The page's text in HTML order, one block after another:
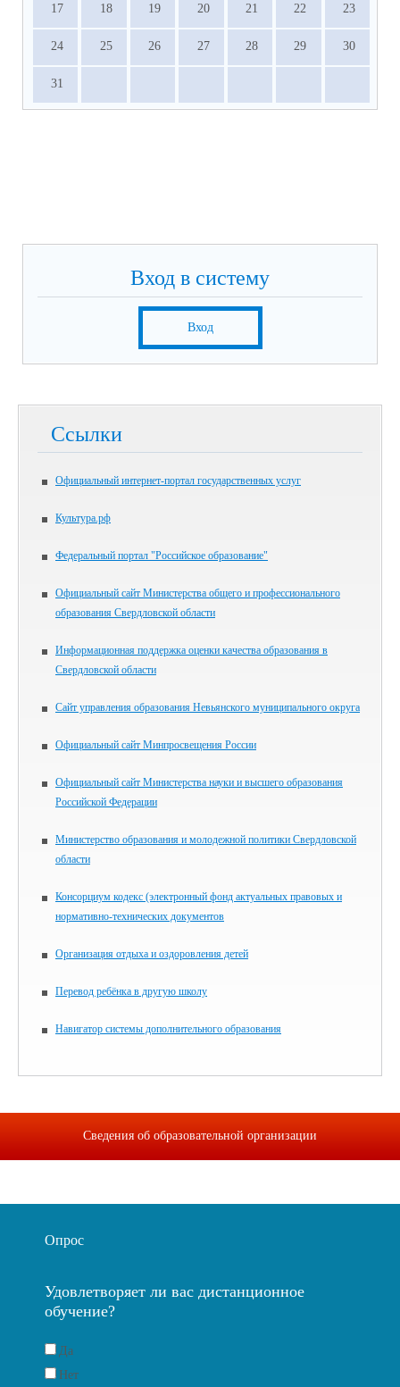
17 18 19 20 21 22 23
24 25 26 27 28 29 30
31
Вход в систему
Вход
Ссылки
Официальный интернет-портал государственных услуг
Культура.рф
Федеральный портал "Российское образование"
Официальный сайт Министерства общего и профессионального
образования Свердловской области
Информационная поддержка оценки качества образования в
Свердловской области
Сайт управления образования Невьянского муниципального округа
Официальный сайт Минпросвещения России
Официальный сайт Министерства науки и высшего образования
Российской Федерации
Министерство образования и молодежной политики Свердловской
области
Консорциум кодекс (электронный фонд актуальных правовых и
нормативно-технических документов
Организация отдыха и оздоровления детей
Перевод ребёнка в другую школу
Навигатор системы дополнительного образования
Сведения об образовательной организации
Опрос
Удовлетворяет ли вас дистанционное
обучение?
Да
Нет